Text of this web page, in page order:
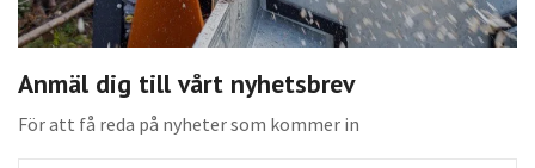
Anmäl dig till vårt nyhetsbrev
För att få reda på nyheter som kommer in